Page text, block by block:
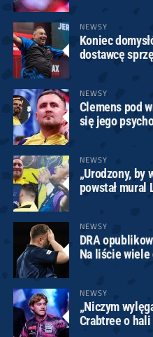
NEWSY
Koniec
dostawcę
NEWSY
Clemens pod
się jego
NEWSY
„Urodzony, by
powstał mural
NEWSY
DRA
Na liście wiele
NEWSY
„Niczym
Crabtree o